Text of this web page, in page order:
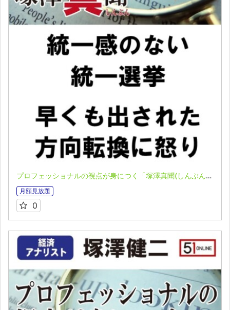
プロフェッショナルの視点が身につく「塚澤真聞(しんぶん)」(2023.04.10)
月額見放題
0